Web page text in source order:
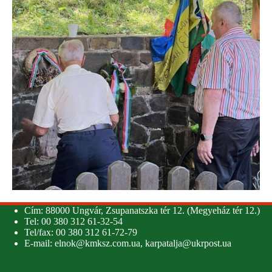
Cím: 88000 Ungvár, Zsupanatszka tér 12. (Megyeház tér 12.)
Tel: 00 380 312 61-32-54
Tel/fax: 00 380 312 61-72-79
E-mail: elnok@kmksz.com.ua, karpatalja@ukrpost.ua